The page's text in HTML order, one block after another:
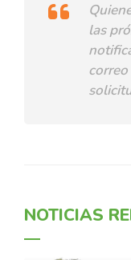
las
NOTICIAS